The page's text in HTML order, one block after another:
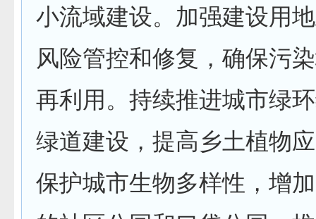
小流域建设。加强建设用
风险管控和修复，确保污
再利用。持续推进城市绿
绿道建设，提高乡土植物
保护城市生物多样性，增